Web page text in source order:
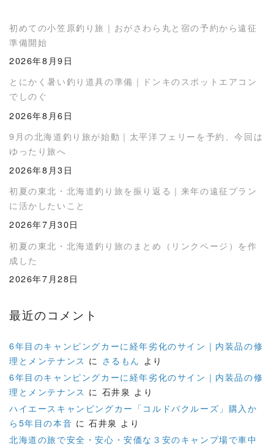
初めての小笠原釣り旅｜おがさわら丸と宿の予約から遠征
準備開始
2026年8月9日
とにかく暑い釣り道具の準備｜ドンキのスポットエアコン
でしのぐ
2026年8月6日
9月の北海道釣り旅が始動｜太平洋フェリーを予約、今回は
ゆったり旅へ
2026年8月3日
初夏の東北・北海道釣り旅を振り返る｜来年の遠征プラン
に活かしたいこと
2026年7月30日
初夏の東北・北海道釣り旅のまとめ（リンクページ）を作
成した
2026年7月28日
最近のコメント
6年目のキャンピングカーに経年劣化のサイン｜内装品の修
理とメンテナンス に さるもん より
6年目のキャンピングカーに経年劣化のサイン｜内装品の修
理とメンテナンス に 石井泉 より
ハイエースキャンピングカー「コルドバクルーズ」購入か
ら5年目の本音 に石井泉 より
北海道の旅で安全・安心・安価な３安のキャンプ場で車中